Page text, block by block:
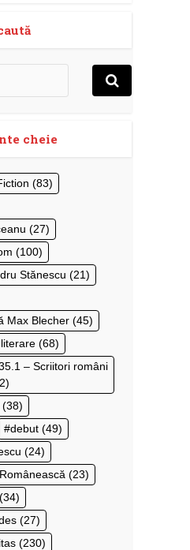
cheie
(83)
(27)
(100)
Stănescu (21)
Max Blecher (45)
(68)
– Scriitori români
(38)
debut (49)
(24)
(23)
(34)
(27)
(230)